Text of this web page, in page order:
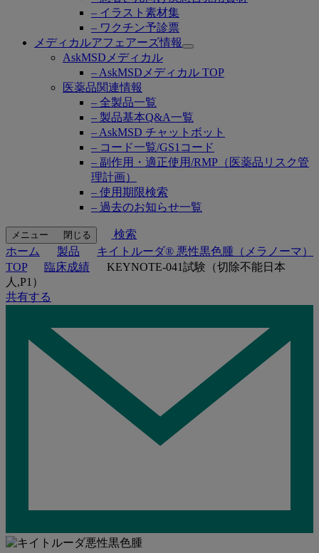
– イラスト素材集
– ワクチン予診票
メディカルアフェアーズ情報
Open
AskMSDメディカル
– AskMSDメディカル TOP
医薬品関連情報
– 全製品一覧
– 製品基本Q&A一覧
– AskMSD チャットボット
– コード一覧/GS1コード
– 副作用・適正使用/RMP（医薬品リスク管
理計画）
– 使用期限検索
– 過去のお知らせ一覧
メニュー 閉じる
検索
ホーム
製品
キイトルーダ® 悪性黒色腫（メラノーマ）
TOP
臨床成績
KEYNOTE-041試験（切除不能日本
人,P1）
共有する